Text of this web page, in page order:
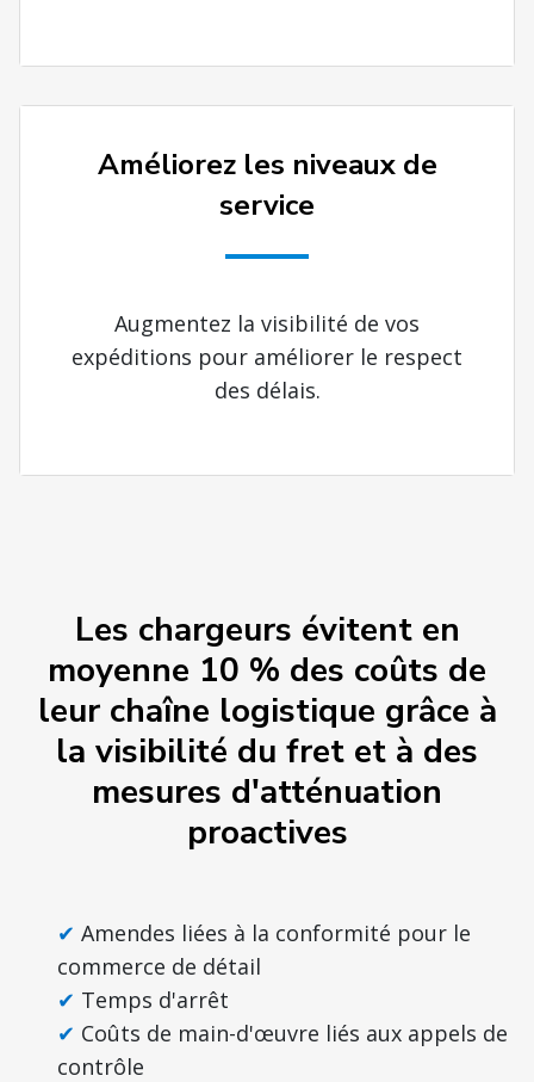
Améliorez les niveaux de
service
Augmentez la visibilité de vos
expéditions pour améliorer le respect
des délais.
Les chargeurs évitent en
moyenne 10 % des coûts de
leur chaîne logistique grâce à
la visibilité du fret et à des
mesures d'atténuation
proactives
Amendes liées à la conformité pour le
commerce de détail
Temps d'arrêt
Coûts de main-d'œuvre liés aux appels de
contrôle